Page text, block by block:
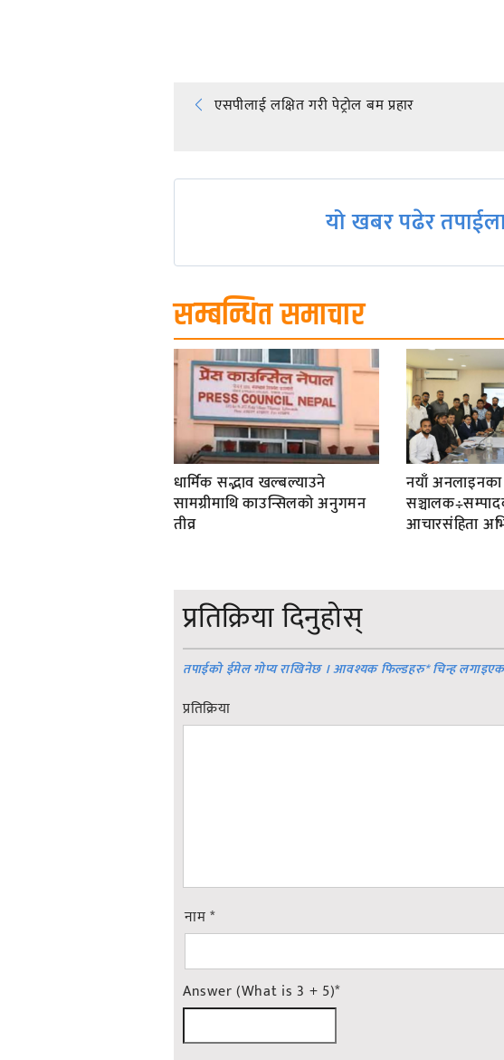
Post
navigation
एसपीलाई लक्षित गरी पेट्रोल बम प्रहार
यो खबर पढेर
सम्बन्धित समाचार
धार्मिक सद्भाव खल्बल्याउने
सामग्रीमाथि काउन्सिलको अनुगमन
तीव्र
नयाँ अनलाइनका
आचारसंहिता
प्रतिक्रिया दिनुहोस्
तपाईको ईमेल गोप्य राखिनेछ । आवश्यक फिल्डहरु*चिन्ह
प्रतिक्रिया
नाम*
Answer (What is 3 + 5)*